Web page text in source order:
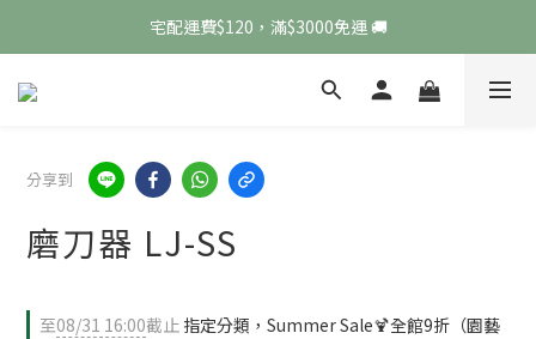
超商運費$80，滿$1800免運 🏪
宅配運費$120，滿$3000免運 🚚
超商運費$80，滿$1800免運 🏪
分享到
磨刀器 LJ-SS
至08/31 16:00截止 指定分類，Summer Sale🍹全館9折（園藝